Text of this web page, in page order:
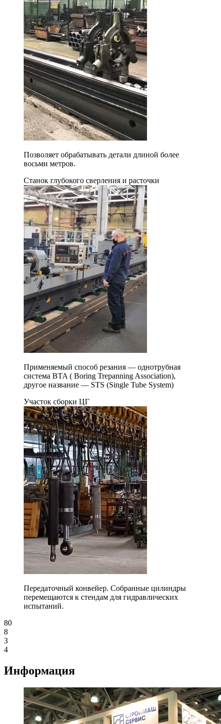
Позволяет обрабатывать детали длиной более
восьми метров.
Станок глубокого сверления и расточки
Применяемый способ резания — однотрубная
система BTA ( Boring Trepanning Association),
другое название — STS (Single Tube System)
Участок сборки ЦГ
Передаточный конвейер. Собранные цилиндры
перемещаются к стендам для гидравлических
испытаний.
80
8
3
4
Информация